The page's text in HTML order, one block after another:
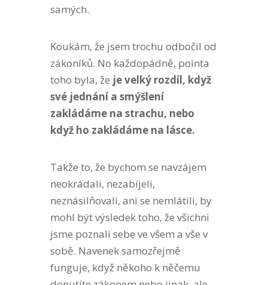
samých.
Koukám, že jsem trochu odbočil od
zákoníků. No každopádně, pointa
toho byla, že je velký rozdíl, když
své jednání a smýšlení
zakládáme na strachu, nebo
když ho zakládáme na lásce.
Takže to, že bychom se navzájem
neokrádali, nezabíjeli,
neznásilňovali, ani se nemlátili, by
mohl být výsledek toho, že všichni
jsme poznali sebe ve všem a vše v
sobě. Navenek samozřejmě
funguje, když někoho k něčemu